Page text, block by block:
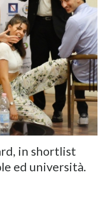
in shortlist
ed università.